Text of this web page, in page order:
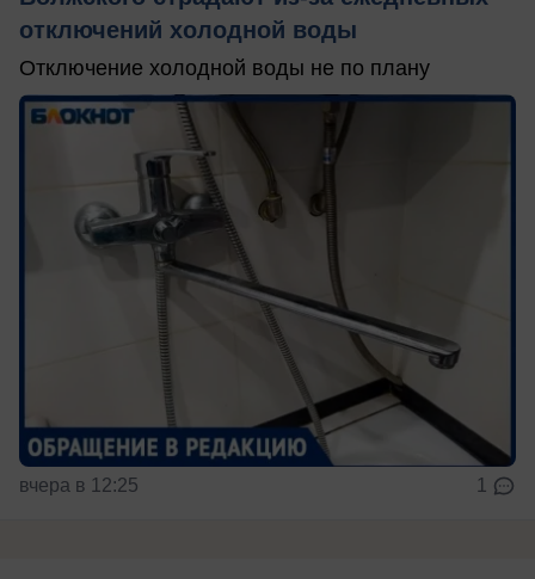
отключений холодной воды
Отключение холодной воды не по плану
вчера в 12:25 1